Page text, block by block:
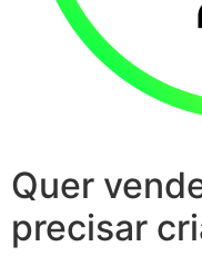
Quer
precisar